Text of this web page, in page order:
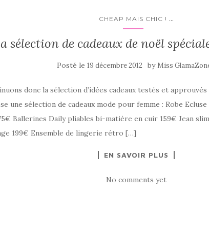
CHEAP MAIS CHIC ! ...
sélection de cadeaux de noël
Posté le 19 décembre 2012 by Miss
donc la sélection d’idées cadeaux testés et
une sélection de cadeaux mode pour femme : Robe
Ballerines Daily pliables bi-matière en cuir 159€ Jean
199€ Ensemble de lingerie rétro […]
EN SAVOIR PLUS
No comments yet